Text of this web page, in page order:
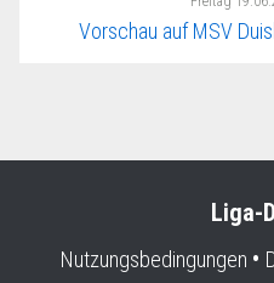
Vorschau auf MSV
Liga-
Nutzungsbedingungen